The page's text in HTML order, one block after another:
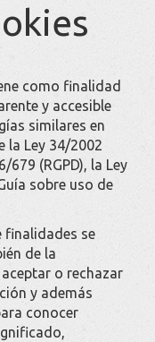
como finalidad
y accesible
similares en
la Ley 34/2002
679 (RGPD), la Ley
sobre uso de
finalidades se
de la
o rechazar
y además
conocer